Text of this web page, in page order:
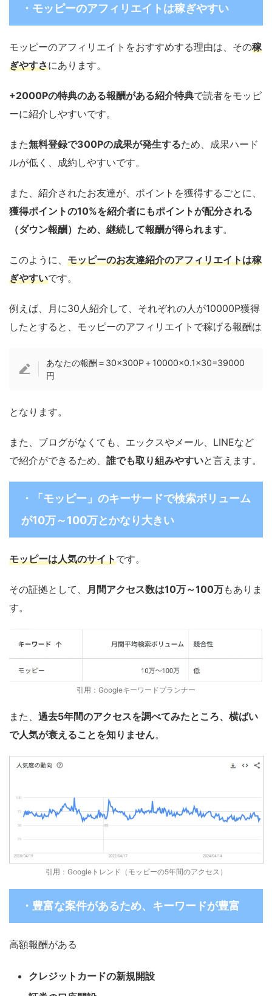
・モッピーのアフィリエイトは稼ぎやすい
モッピーのアフィリエイトをおすすめする理由は、その稼
ぎやすさにあります。
+2000Pの特典のある報酬がある紹介特典で読者をモッピ
ーに紹介しやすいです。
また無料登録で300Pの成果が発生するため、成果ハード
ルが低く、成約しやすいです。
また、紹介されたお友達が、ポイントを獲得するごとに、
獲得ポイントの10%を紹介者にもポイントが配分される
（ダウン報酬）ため、継続して報酬が得られます。
このように、 モッピーのお友達紹介のアフィリエイトは稼
ぎやすいです。
例えば、月に30人紹介して、それぞれの人が10000P獲得
したとすると、モッピーのアフィリエイトで稼げる報酬は
あなたの報酬＝30×300P＋10000×0.1×30=39000
円
となります。
また、ブログがなくても、エックスやメール、LINEなど
で紹介ができるため、 誰でも取り組みやすいと言えます。
・「モッピー」のキーサードで検索ボリューム
が10万～100万とかなり大きい
モッピーは人気のサイトです。
その証拠として、 月間アクセス数は10万～100万もありま
す。
引用：Googleキーワードプランナー
また、 過去5年間のアクセスを調べてみたところ、横ばい
で人気が衰えることを知りません。
引用：Googleトレンド（モッピーの5年間のアクセス）
・豊富な案件があるため、キーワードが豊富
高額報酬がある
クレジットカードの新規開設